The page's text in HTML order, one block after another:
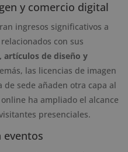
y comercio digital
ingresos significativos a
con sus
artículos de diseño y
las licencias de imagen
sede añaden otra capa al
ha ampliado el alcance
presenciales.
eventos